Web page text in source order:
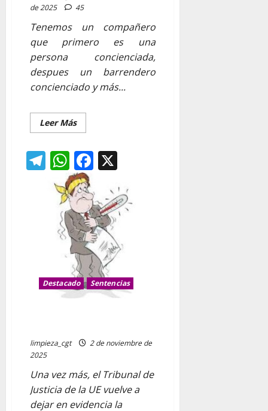
de 2025
45
Tenemos un compañero
que primero es una
persona concienciada,
despues un barrendero
concienciado y más...
Leer MásLeer
más
Disco
gratuito
del
compañero
Jostian
Telegram
WhatsApp
Facebook
Destacado Sentencias
limpieza_cgt
2 de noviembre de
2025
Una vez más, el Tribunal de
Justicia de la UE vuelve a
dejar en evidencia la